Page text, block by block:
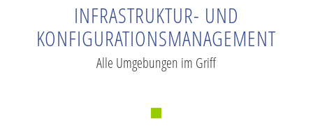
INFRASTRUKTUR- UND
KONFIGURATIONSMANAGEMENT
Alle Umgebungen im Griff